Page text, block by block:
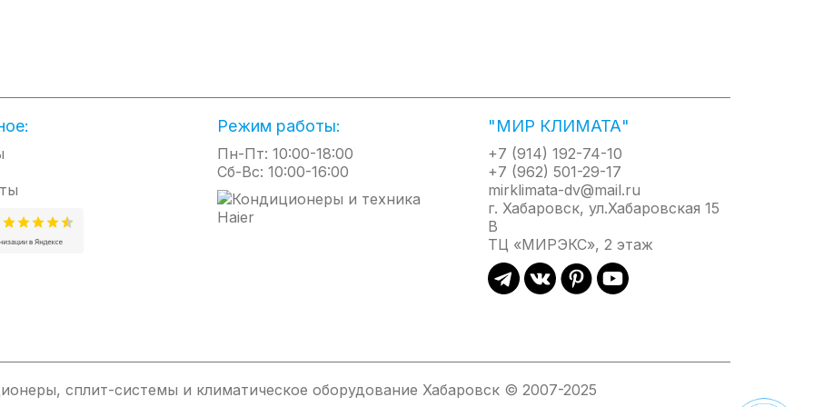
планировкой.
Ultraslim:
и механических повреждений;
Режим работы:
Пн-Пт: 10:00-18:00
Сб-Вс: 10:00-16:00
"МИР КЛИМАТА"
+7 (914) 192-74-10
+7 (962) 501-29-17
mirklimata-dv@mail.ru
г. Хабаровск, ул.Хабаровская 15
В
ТЦ «МИРЭКС», 2 этаж
сплит-системы и климатическое оборудование Хабаровск © 2007-2025